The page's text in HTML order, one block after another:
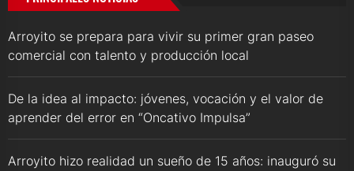
Arroyito se prepara para vivir su primer gran paseo
comercial con talento y producción local
De la idea al impacto: jóvenes, vocación y el valor de
aprender del error en “Oncativo Impulsa”
Arroyito hizo realidad un sueño de 15 años: inauguró su